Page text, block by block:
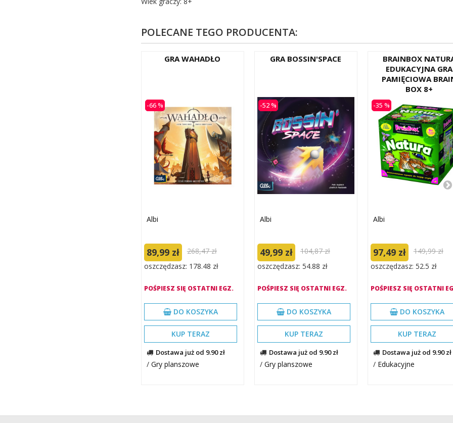
POLECANE TEGO PRODUCENTA:
GRA WAHADŁO
-66 %
Albi
89,99 zł
268,47 zł
oszczędzasz: 178.48 zł
POŚPIESZ SIĘ OSTATNI EGZ.
DO KOSZYKA
KUP TERAZ
Dostawa już od 9.90 zł
/ Gry planszowe
GRA BOSSIN'SPACE
-52 %
Albi
49,99 zł
104,87 zł
oszczędzasz: 54.88 zł
POŚPIESZ SIĘ OSTATNI EGZ.
DO KOSZYKA
KUP TERAZ
Dostawa już od 9.90 zł
/ Gry planszowe
BRAINBOX
EDUKACYJNA GRA
PAMIĘCIOWA
BOX 8+
-35 %
Albi
97,49 zł
149,99 zł
oszczędzasz: 52.5 zł
POŚPIESZ SIĘ OSTATNI
DO KOSZYKA
KUP TERAZ
Dostawa już od 9.90 zł
/ Edukacyjne